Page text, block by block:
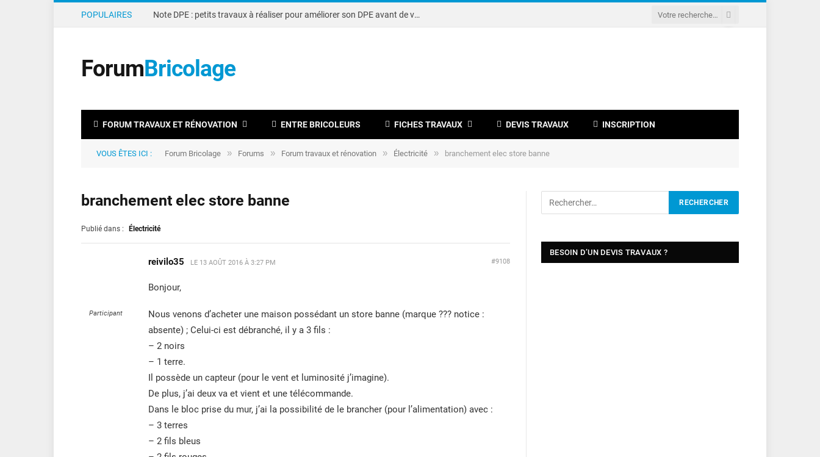
POPULAIRES Note DPE : petits travaux à réaliser pour améliorer son DPE avant de vendre
ForumBricolage
FORUM TRAVAUX ET RÉNOVATION ENTRE BRICOLEURS FICHES TRAVAUX DEVIS TRAVAUX INSCRIPTION
VOUS ÊTES ICI : Forum Bricolage » Forums » Forum travaux et rénovation » Électricité » branchement elec store banne
branchement elec store banne
Publié dans : Électricité
Participant
reivilo35 LE 13 AOÛT 2016 À 3:27 PM #9108
Bonjour,
Nous venons d’acheter une maison possédant un store banne (marque ??? notice :
absente) ; Celui-ci est débranché, il y a 3 fils :
– 2 noirs
– 1 terre.
Il possède un capteur (pour le vent et luminosité j’imagine).
De plus, j’ai deux va et vient et une télécommande.
Dans le bloc prise du mur, j’ai la possibilité de le brancher (pour l’alimentation) avec :
– 3 terres
– 2 fils bleus
BESOIN D’UN DEVIS TRAVAUX ?